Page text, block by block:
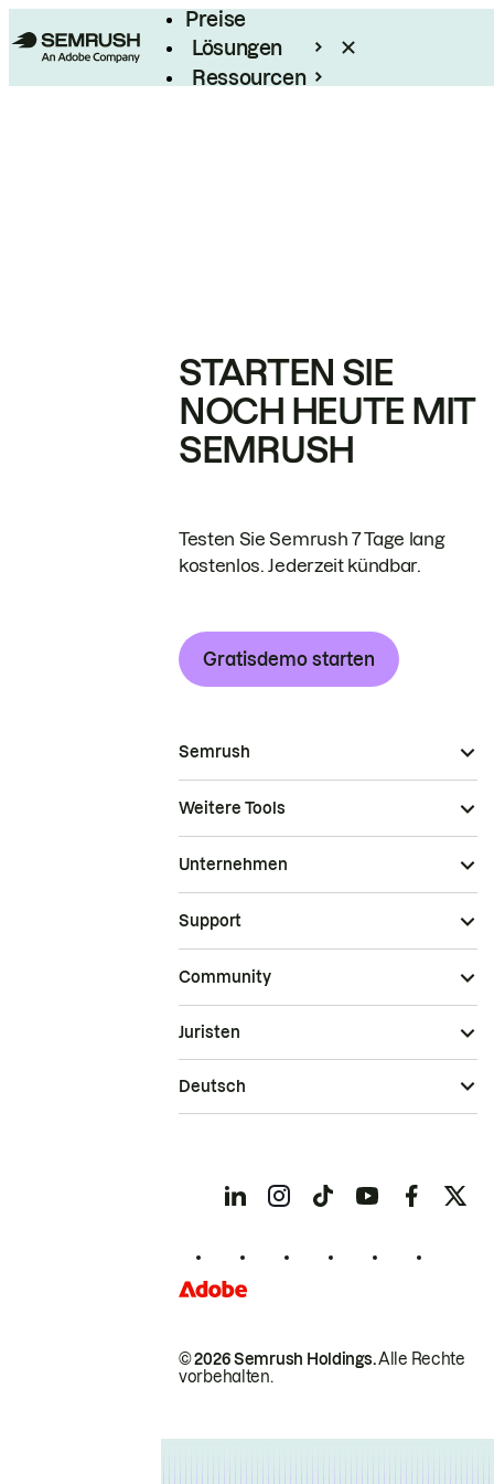
Preise
Lösungen
Ressourcen
STARTEN SIE
NOCH HEUTE MIT
SEMRUSH
Testen Sie Semrush 7 Tage lang
kostenlos. Jederzeit kündbar.
Gratisdemo starten
Semrush
Weitere Tools
Unternehmen
Support
Community
© 2026 Semrush Holdings.Alle Rechte
vorbehalten.
Juristen
Deutsch